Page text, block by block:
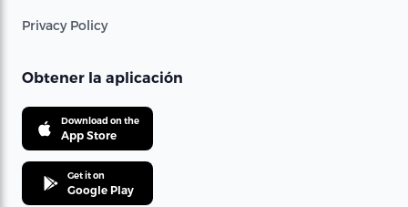
Privacy Policy
Obtener la aplicación
Download on the
App Store
Get it on
Google Play